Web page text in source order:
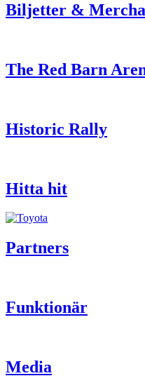
Biljetter &
The Red Barn
Historic Rally
Hitta hit
Partners
Funktionär
Media